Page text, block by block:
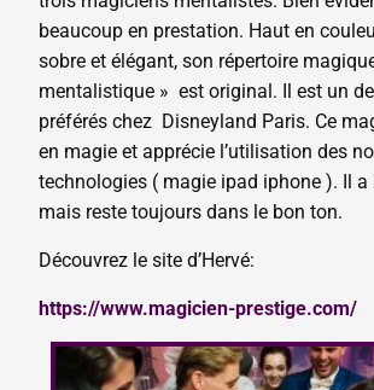
beaucoup en prestation. Haut en
sobre et élégant, son répertoire
mentalistique » est original. Il est un
préférés chez Disneyland Paris. Ce
en magie et apprécie l’utilisation des
technologies ( magie ipad iphone ). Il a
mais reste toujours dans le bon ton.
Découvrez le site d’Hervé:
https://www.magicien-prestige.com/